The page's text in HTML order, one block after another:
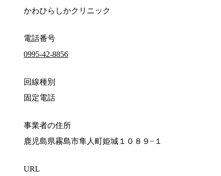
かわひらしかクリニック
電話番号
0995-42-8856
回線種別
固定電話
事業者の住所
鹿児島県霧島市隼人町姫城１０８９−１
URL